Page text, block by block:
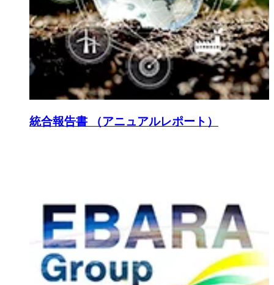
統合報告書 （アニュアルレポート）